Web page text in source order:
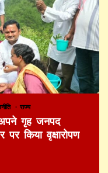
राज्य
गृह जनपद
किया वृक्षारोपण